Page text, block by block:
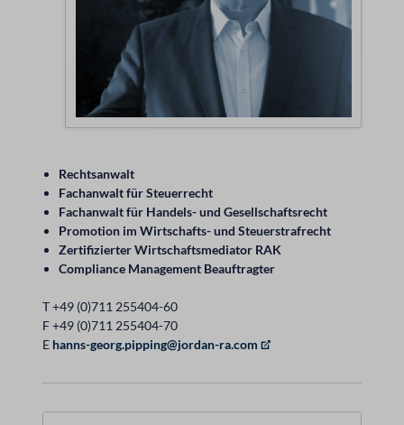
Rechtsanwalt
Fachanwalt für Steuerrecht
Fachanwalt für Handels- und Gesellschaftsrecht
Promotion im Wirtschafts- und Steuerstrafrecht
Zertifizierter Wirtschaftsmediator RAK
Compliance Management Beauftragter
T +49 (0)711 255404-60
F +49 (0)711 255404-70
E hanns-georg.pipping@jordan-ra.com